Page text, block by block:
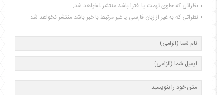
نظراتی که حاوی تهمت یا افترا باشد منتشر نخواهد شد.
نظراتی که به غیر از زبان فارسی یا غیر مرتبط با خبر باشد منتشر نخواهد شد.